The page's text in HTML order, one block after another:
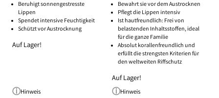
Beruhigt sonnengestresste
Lippen
Spendet intensive Feuchtigkeit
Schützt vor Austrocknung
Auf Lager!
Hinweis
Bewahrt sie vor dem Austrocknen
Pflegt die Lippen intensiv
Ist hautfreundlich: Frei von
belastenden Inhaltsstoffen, ideal
für die ganze Familie
Absolut korallenfreundlich und
erfüllt die strengsten Kriterien für
den weltweiten Riffschutz
Auf Lager!
Hinweis